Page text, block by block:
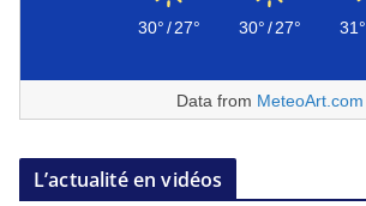
30°/27° 30°/27° 31°
Data from MeteoArt.com
L’actualité en vidéos